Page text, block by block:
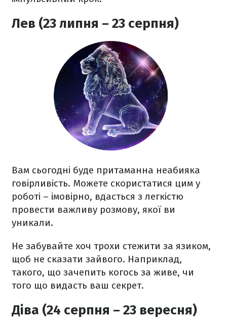
Лев (23 липня – 23 серпня)
Вам сьогодні буде притаманна неабияка
говірливість. Можете скористатися цим у
роботі – імовірно, вдасться з легкістю
провести важливу розмову, якої ви
уникали.
Не забувайте хоч трохи стежити за язиком,
щоб не сказати зайвого. Наприклад,
такого, що зачепить когось за живе, чи
того що видасть ваш секрет.
Діва (24 серпня – 23 вересня)